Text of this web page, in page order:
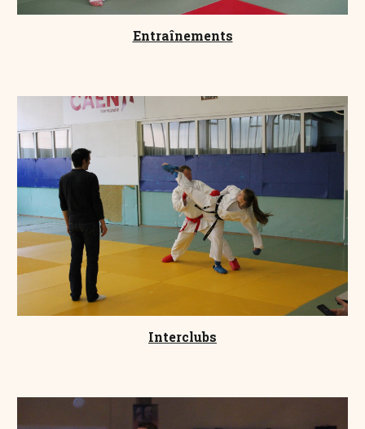
Entraînements
Interclubs